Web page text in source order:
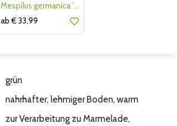
Mespilus germanica 'Mispel von Metz'
ab € 33,99
grün
nahrhafter, lehmiger Boden, warm
zur Verarbeitung zu Marmelade,